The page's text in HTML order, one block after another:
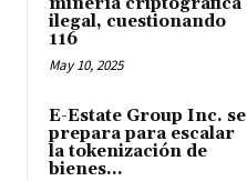
ilegal, cuestionando
116
May 10, 2025
E-Estate Group Inc. se
prepara para escalar
la tokenización de
bienes...